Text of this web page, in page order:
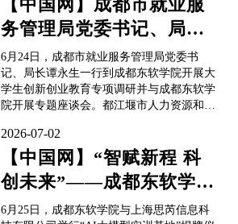
学一道，共同聆听企业导师对猎头行业的深
度分析。而在相距50公里外的学...
【中国网】成都市就业服
务管理局党委书记、局长
谭永生一行来成都东软学
院调研
6月24日，成都市就业服务管理局党委书
记、局长谭永生一行到成都东软学院开展大
学生创新创业教育专项调研并与成都东软学
院开展专题座谈会。都江堰市人力资源和社
研。成都东软学院校长张应辉，党委副书记
蒋静，副校长蒋利明及相关部门负责人参加
会议。会前，谭永生局长一行实地参观了成
都东软学院华天图书馆、大学生创...
2026-07-02
【中国网】“智赋新程 科
创未来”——成都东软学院
与上海思芮信息科技有限
6月25日，成都东软学院与上海思芮信息科